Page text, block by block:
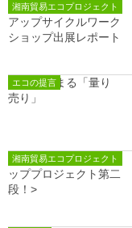
湘南貿易エコプロジェクト
エコの提言
湘南貿易エコプロジェクト